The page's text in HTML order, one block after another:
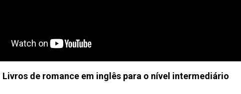
Livros de romance em inglês para o nível intermediário